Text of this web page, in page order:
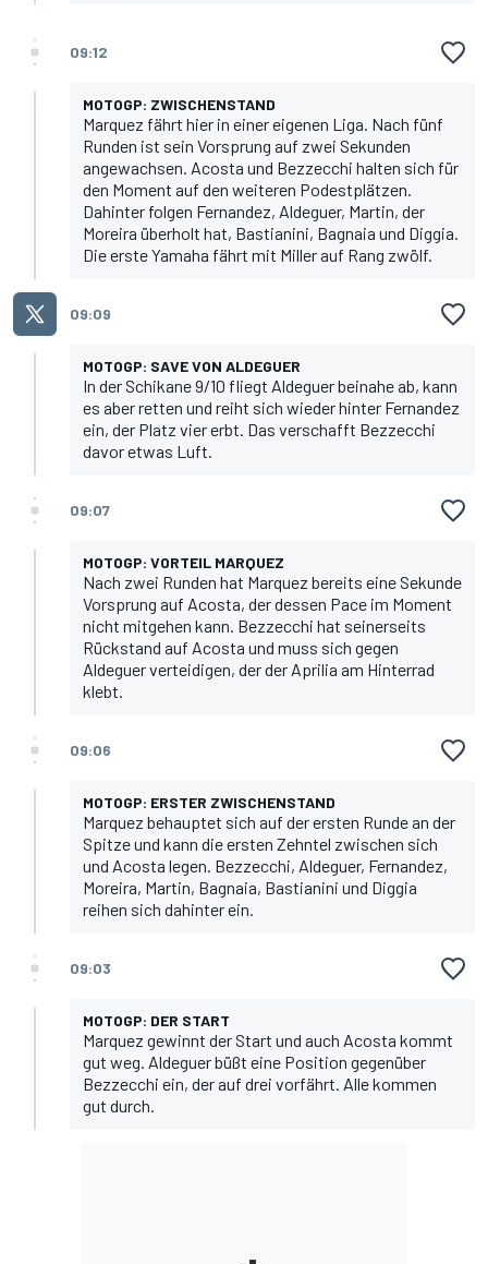
09:12
MOTOGP: ZWISCHENSTAND
Marquez fährt hier in einer eigenen Liga. Nach fünf
Runden ist sein Vorsprung auf zwei Sekunden
angewachsen. Acosta und Bezzecchi halten sich für
den Moment auf den weiteren Podestplätzen.
Dahinter folgen Fernandez, Aldeguer, Martin, der
Moreira überholt hat, Bastianini, Bagnaia und Diggia.
Die erste Yamaha fährt mit Miller auf Rang zwölf.
09:09
MOTOGP: SAVE VON ALDEGUER
In der Schikane 9/10 fliegt Aldeguer beinahe ab, kann
es aber retten und reiht sich wieder hinter Fernandez
ein, der Platz vier erbt. Das verschafft Bezzecchi
davor etwas Luft.
09:07
MOTOGP: VORTEIL MARQUEZ
Nach zwei Runden hat Marquez bereits eine Sekunde
Vorsprung auf Acosta, der dessen Pace im Moment
nicht mitgehen kann. Bezzecchi hat seinerseits
Rückstand auf Acosta und muss sich gegen
Aldeguer verteidigen, der der Aprilia am Hinterrad
klebt.
09:06
MOTOGP: ERSTER ZWISCHENSTAND
Marquez behauptet sich auf der ersten Runde an der
Spitze und kann die ersten Zehntel zwischen sich
und Acosta legen. Bezzecchi, Aldeguer, Fernandez,
Moreira, Martin, Bagnaia, Bastianini und Diggia
reihen sich dahinter ein.
09:03
MOTOGP: DER START
Marquez gewinnt der Start und auch Acosta kommt
gut weg. Aldeguer büßt eine Position gegenüber
Bezzecchi ein, der auf drei vorfährt. Alle kommen
gut durch.